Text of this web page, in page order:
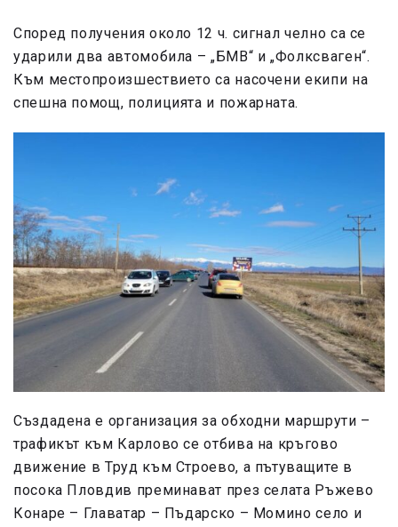
Според получения около 12 ч. сигнал челно са се
ударили два автомобила – „БМВ“ и „Фолксваген“.
Към местопроизшествието са насочени екипи на
спешна помощ, полицията и пожарната.
Създадена е организация за обходни маршрути –
трафикът към Карлово се отбива на кръгово
движение в Труд към Строево, а пътуващите в
посока Пловдив преминават през селата Ръжево
Конаре – Главатар – Пъдарско – Момино село и